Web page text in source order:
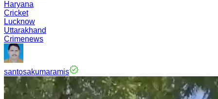
Haryana
Cricket
Lucknow
Uttarakhand
Crimenews
santosakumaramis